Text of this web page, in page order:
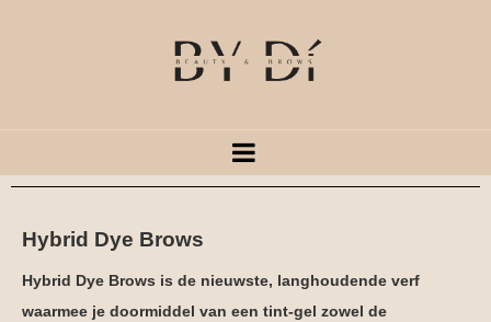
Hybrid Dye Brows
Hybrid Dye Brows is de nieuwste, langhoudende verf
waarmee je doormiddel van een tint-gel zowel de